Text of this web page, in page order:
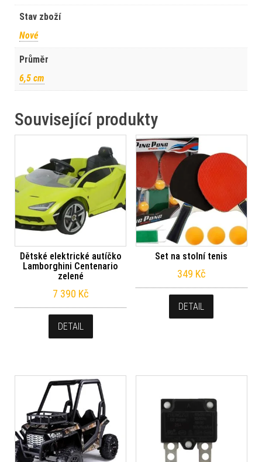
Stav zboží
Nové
Průměr
6,5 cm
Související produkty
Dětské elektrické autíčko
Lamborghini Centenario
zelené
7 390 Kč
DETAIL
Set na stolní tenis
349 Kč
DETAIL